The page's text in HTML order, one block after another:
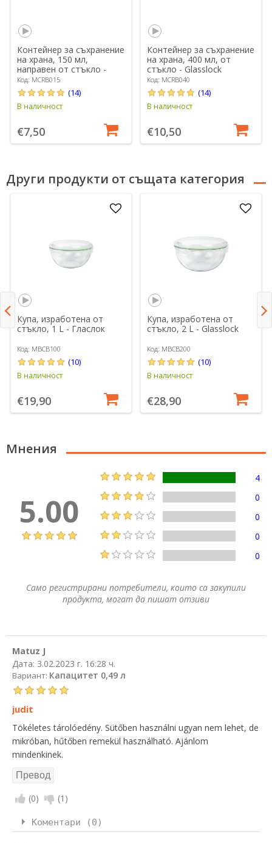
Контейнер за съхранение
на храна, 150 мл,
направен от стъкло -
Glasslock
Код: MCRB015
(14)
В наличност
€7,50
Контейнер за съхранение
на храна, 400 мл, от
стъкло - Glasslock
Код: MCRB040
(14)
В наличност
€10,50
Други продукти от същата категория
Купа, изработена от
стъкло, 1 L - Гласлок
Код: MBCB100
(10)
В наличност
€19,90
Купа, изработена от
стъкло, 2 L - Glasslock
Код: MBCB200
(10)
В наличност
€28,90
Мнения
5.00
4
0
0
0
0
Само регистрирани потребители, които са закупили
продукта, могат да пишат отзиви
Matuz J
Дата: 3.02.2023 г. 16:28 ч.
Вариант: Капацитет 0,49 л
judit
Tökéletes tárolóedény. Sütőben használni ugyan nem lehet, de
mikróban, hűtőben remekül használható. Ajánlom
mindenkinek.
(0) (1 )
Коментари (0)